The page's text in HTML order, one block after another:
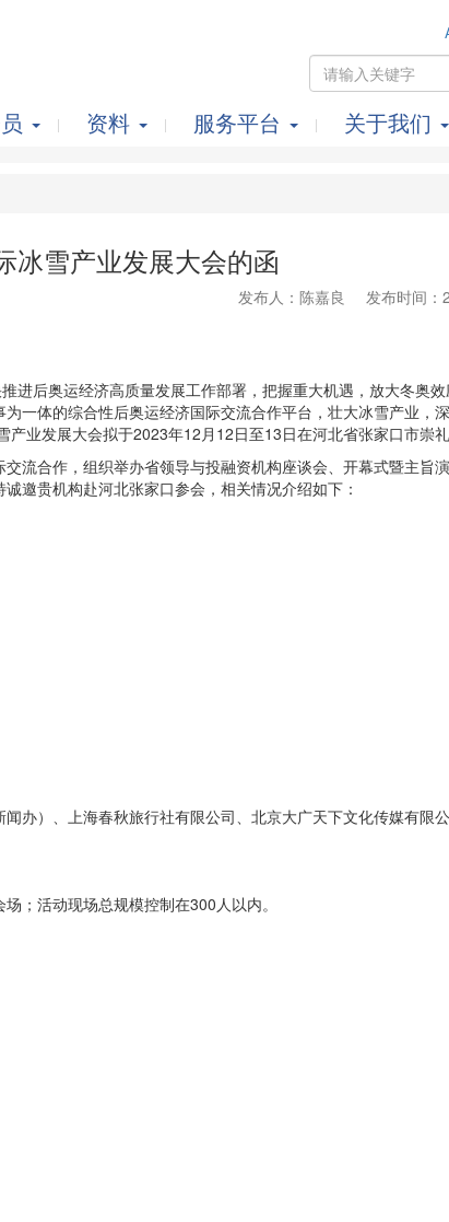
资料 服务平台 关于我们
冰雪产业发展大会的函
发布人：陈嘉良 发布时间：
进后奥运经济高质量发展工作部署，把握重大机遇，放大冬奥
一体的综合性后奥运经济国际交流合作平台，壮大冰雪产业，
业发展大会拟于2023年12月12日至13日在河北省张家口市崇礼
流合作，组织举办省领导与投融资机构座谈会、开幕式暨主旨
邀贵机构赴河北张家口参会，相关情况介绍如下：
办）、上海春秋旅行社有限公司、北京大广天下文化传媒有限
；活动现场总规模控制在300人以内。